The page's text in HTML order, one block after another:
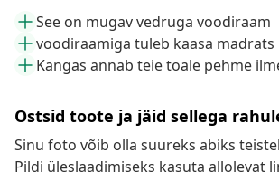
See on mugav vedruga voodiraam
voodiraamiga tuleb kaasa madrats
Kangas annab teie toale pehme
Ostsid toote ja jäid sellega
Sinu foto võib olla suureks abiks
Pildi üleslaadimiseks kasuta allolevat